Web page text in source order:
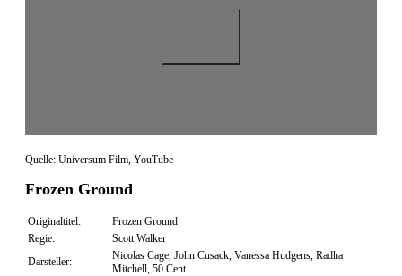
Quelle: Universum Film, YouTube
Frozen Ground
Originaltitel:
Frozen Ground
Regie:
Scott Walker
Darsteller:
Nicolas Cage, John Cusack, Vanessa Hudgens, Radha
Mitchell, 50 Cent